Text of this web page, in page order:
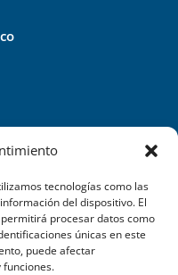
tecnologías como las
del dispositivo. El
procesar datos como
únicas en este
puede afectar
252